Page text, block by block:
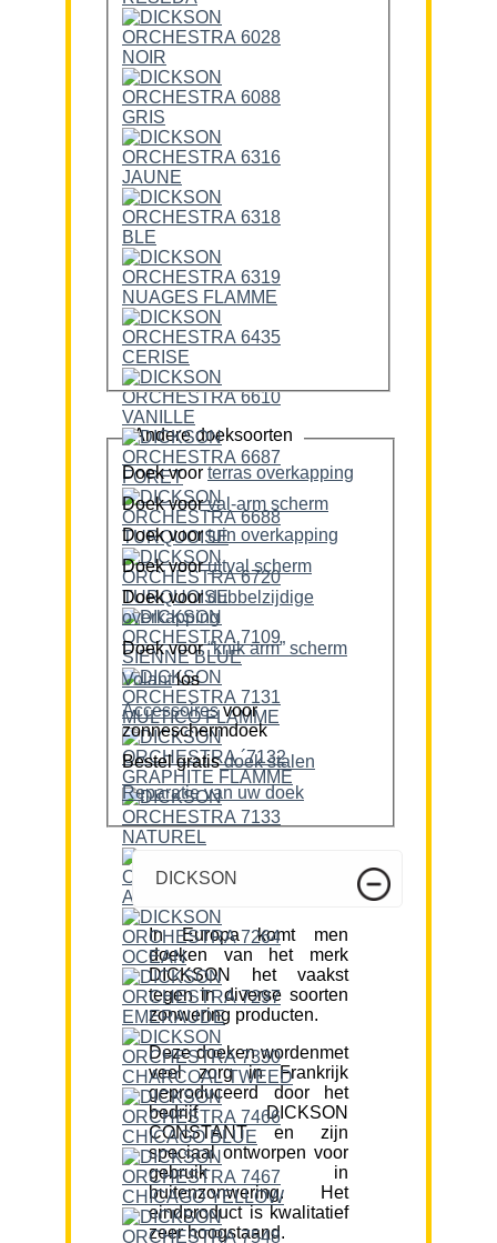
Andere doeksoorten
Doek voor terras overkapping
Doek voor
val-arm scherm
Doek voor
tuin overkapping
Doek voor
uitval scherm
Doek voordubbelzijdige
overkapping
Doek voor
“knik arm” scherm
Volantlos
Accessoiresvoor
zonneschermdoek
Bestel gratis doek stalen
Reparatie van uw doek
DICKSON
In Europa komt men
doeken van het merk
DICKSON het vaakst
tegen in diverse soorten
zonwering producten.
Deze doeken wordenmet
veel zorg in Frankrijk
geproduceerd door het
bedrijf DICKSON
CONSTANT en zijn
speciaal ontworpen voor
gebruik in
buitenzonwering. Het
eindproduct is kwalitatief
zeer hoogstaand.